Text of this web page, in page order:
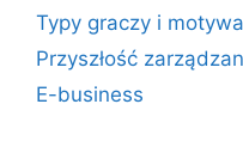
Typy graczy i
Przyszłość
E-business